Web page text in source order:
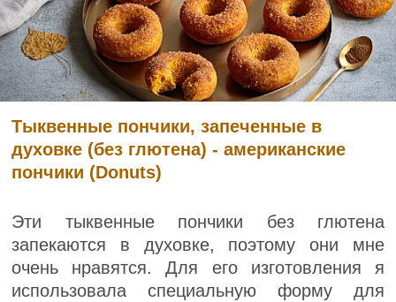
Тыквенные пончики, запеченные в
духовке (без глютена) - американские
пончики (Donuts)
Эти тыквенные пончики без глютена
запекаются в духовке, поэтому они мне
очень нравятся. Для его изготовления я
использовала специальную форму для